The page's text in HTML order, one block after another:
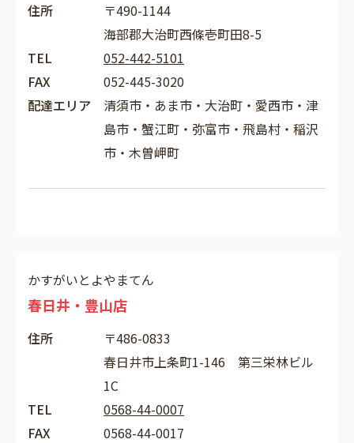
住所
〒490-1144
海部郡大治町西條壱町田8-5
TEL
052-442-5101
FAX
052-445-3020
配達エリア
清須市・あま市・大治町・愛西市・津
島市・蟹江町・弥富市・飛島村・稲沢
市・木曽岬町
かすがいとよやまてん
春日井・豊山店
住所
〒486-0833
春日井市上条町1-146 第三栄林ビル
1C
TEL
0568-44-0007
FAX
0568-44-0017